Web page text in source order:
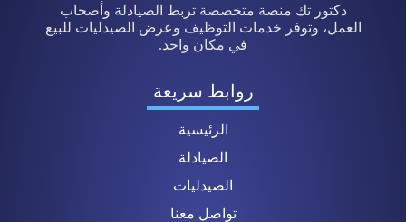
دكتور تك منصة متخصصة تربط الصيادلة وأصحاب
العمل، وتوفر خدمات التوظيف وعرض الصيدليات للبيع
في مكان واحد.
روابط سريعة
الرئيسية
الصيادلة
الصيدليات
تواصل معنا